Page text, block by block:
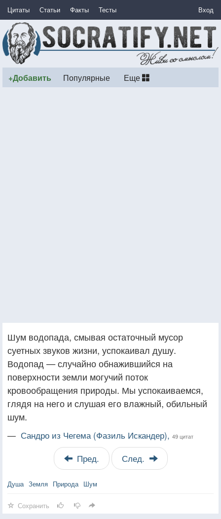
Цитаты Статьи Факты Тесты Вход
+Добавить Популярные Еще
Шум водопада, смывая остаточный мусор
суетных звуков жизни, успокаивал душу.
Водопад — случайно обнажившийся на
поверхности земли могучий поток
кровообращения природы. Мы успокаиваемся,
глядя на него и слушая его влажный, обильный
шум.
— Сандро из Чегема (Фазиль Искандер), 49 цитат
Пред. След.
Душа Земля Природа Шум
Сохранить